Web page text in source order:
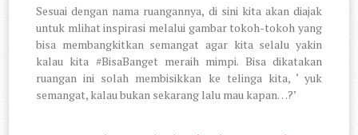
Sesuai dengan nama ruangannya, di sini kita akan diajak
untuk mlihat inspirasi melalui gambar tokoh-tokoh yang
bisa membangkitkan semangat agar kita selalu yakin
kalau kita #BisaBanget meraih mimpi. Bisa dikatakan
ruangan ini solah membisikkan ke telinga kita, ‘ yuk
semangat, kalau bukan sekarang lalu mau kapan…?’